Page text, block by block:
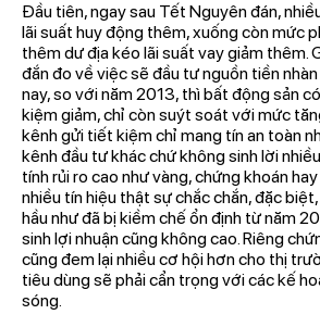
Đầu tiên, ngay sau Tết Nguyên đán,
lãi suất huy động thêm, xuống còn mức
thêm dư địa kéo lãi suất vay giảm thêm.
đắn đo về việc sẽ đầu tư nguồn tiền
nay, so với năm 2013, thì bất động sản
kiệm giảm, chỉ còn suýt soát với mức
kênh gửi tiết kiệm chỉ mang tín an toàn
kênh đầu tư khác chứ không sinh lời
tính rủi ro cao như vàng, chứng khoán
nhiều tín hiệu thật sự chắc chắn, đặc
hầu như đã bị kiềm chế ổn định từ năm
sinh lợi nhuận cũng không cao. Riêng
cũng đem lại nhiều cơ hội hơn cho thị
tiêu dùng sẽ phải cẩn trọng với các kế
sóng.